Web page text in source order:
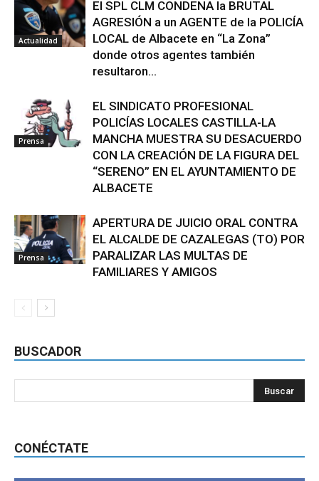
Actualidad
El SPL CLM CONDENA la BRUTAL
AGRESIÓN a un AGENTE de la POLICÍA
LOCAL de Albacete en “La Zona”
donde otros agentes también
resultaron...
Prensa
EL SINDICATO PROFESIONAL
POLICÍAS LOCALES CASTILLA-LA
MANCHA MUESTRA SU DESACUERDO
CON LA CREACIÓN DE LA FIGURA DEL
“SERENO” EN EL AYUNTAMIENTO DE
ALBACETE
Prensa
APERTURA DE JUICIO ORAL CONTRA
EL ALCALDE DE CAZALEGAS (TO) POR
PARALIZAR LAS MULTAS DE
FAMILIARES Y AMIGOS
BUSCADOR
CONÉCTATE